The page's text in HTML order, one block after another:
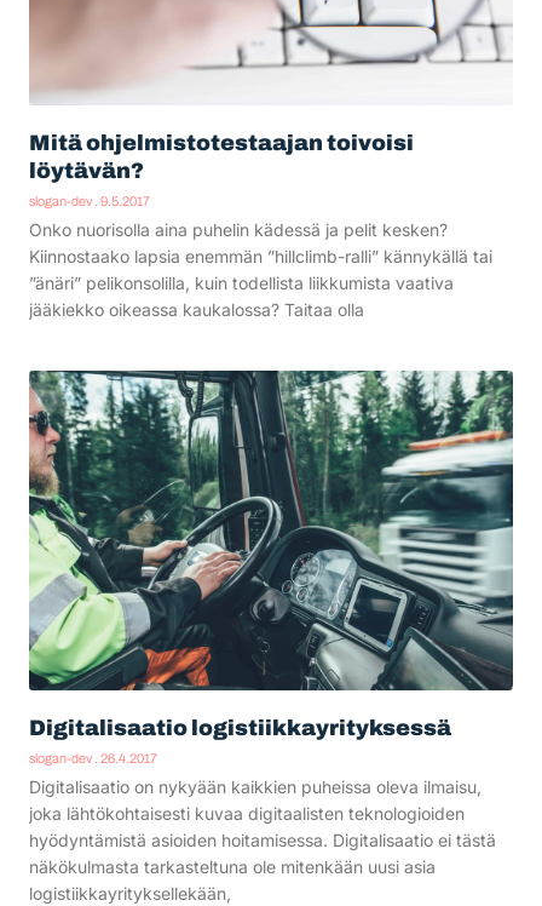
Mitä ohjelmistotestaajan toivoisi
löytävän?
slogan-dev 9.5.2017
Onko nuorisolla aina puhelin kädessä ja pelit kesken?
Kiinnostaako lapsia enemmän ”hillclimb-ralli” kännykällä tai
”änäri” pelikonsolilla, kuin todellista liikkumista vaativa
jääkiekko oikeassa kaukalossa? Taitaa olla
Digitalisaatio logistiikkayrityksessä
slogan-dev 26.4.2017
Digitalisaatio on nykyään kaikkien puheissa oleva ilmaisu,
joka lähtökohtaisesti kuvaa digitaalisten teknologioiden
hyödyntämistä asioiden hoitamisessa. Digitalisaatio ei tästä
näkökulmasta tarkasteltuna ole mitenkään uusi asia
logistiikkayrityksellekään,